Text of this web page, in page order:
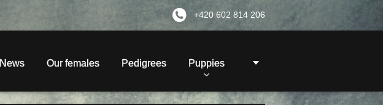
+420 602 814 206
News Our females Pedigrees Puppies